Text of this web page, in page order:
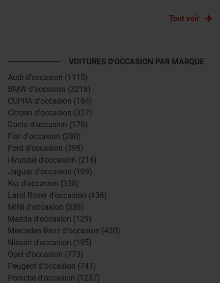
Tout voir
VOITURES D'OCCASION PAR MARQUE
Audi d'occasion (1115)
BMW d'occasion (2218)
CUPRA d'occasion (184)
Citroen d'occasion (327)
Dacia d'occasion (178)
Fiat d'occasion (280)
Ford d'occasion (398)
Hyundai d'occasion (214)
Jaguar d'occasion (109)
Kia d'occasion (338)
Land Rover d'occasion (436)
MINI d'occasion (338)
Mazda d'occasion (129)
Mercedes-Benz d'occasion (430)
Nissan d'occasion (195)
Opel d'occasion (773)
Peugeot d'occasion (741)
Porsche d'occasion (1237)